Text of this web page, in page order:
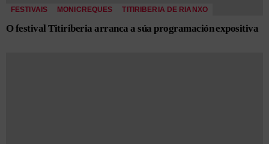
FESTIVAIS MONICREQUES TITIRIBERIA DE RIANXO
O festival Titiriberia arranca a súa programación expositiva